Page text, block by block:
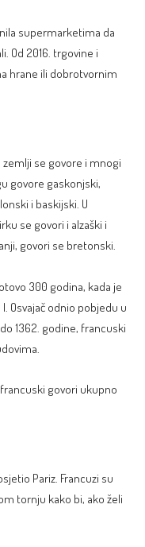
supermarketima da
Od 2016. trgovine i
hrane ili dobrotvornim
zemlji se govore i mnogi
govore gaskonjski,
i baskijski. U
se govori i alzaški i
govori se bretonski.
300 godina, kada je
Osvajač odnio pobjedu u
1362. godine, francuski
govori ukupno
Pariz. Francuzi su
tornju kako bi, ako želi